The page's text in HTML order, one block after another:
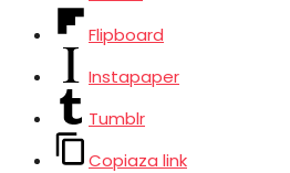
Flipboard
Instapaper
Tumblr
Copiaza link